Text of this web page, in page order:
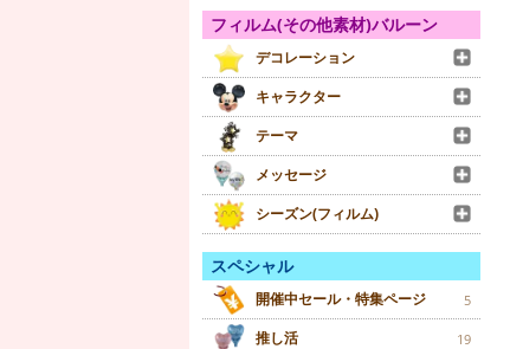
フィルム(その他素材)バルーン
デコレーション
キャラクター
テーマ
メッセージ
シーズン(フィルム)
スペシャル
開催中セール・特集ページ 5
推し活 19